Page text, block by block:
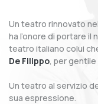
Un teatro rinnovato
ha l’onore di portare
teatro italiano colui
De Filippo, per
Un teatro al servizio
sua espressione.